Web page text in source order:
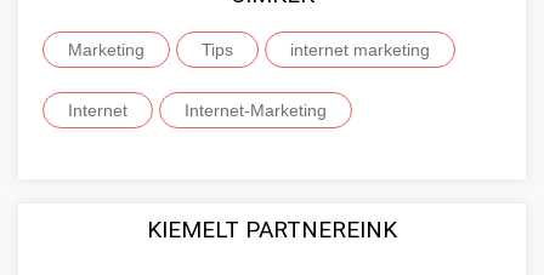
Marketing Tips internet marketing
Internet Internet-Marketing
KIEMELT PARTNEREINK